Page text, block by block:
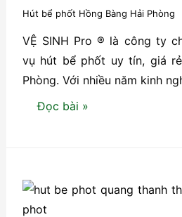
Hút bể phốt Hồng Bàng Hải Phòng
VỆ SINH Pro ® là công ty
vụ hút bể phốt uy tín, giá
Phòng. Với nhiều năm kinh
Dịch
phốt
uy
Đọc bài »